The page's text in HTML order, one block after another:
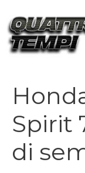
contenuto
Spirit
di